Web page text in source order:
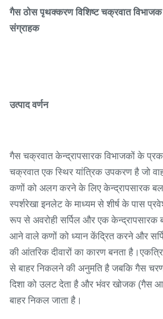
गैस ठोस पृथक्करण विशिष्ट चक्रवात
संग्राहक
उत्पाद वर्णन
गैस चक्रवात केन्द्रापसारक विभाजकों के
चक्रवात एक स्थिर यांत्रिक उपकरण है जो
कणों को अलग करने के लिए केन्द्रापसारक बल
स्पर्शरेखा इनलेट के माध्यम से शीर्ष के पास
रूप से अवरोही सर्पिल और एक केन्द्रापसारक
आने वाले कणों को ध्यान केंद्रित करने और
की आंतरिक दीवारों का कारण बनता
से बाहर निकलने की अनुमति है जबकि गैस चरण
दिशा को उलट देता है और भंवर खोजक (गैस
बाहर निकल जाता है।